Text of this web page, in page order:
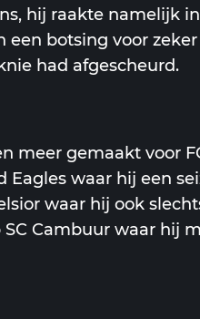
hij raakte namelijk
botsing voor
had afgescheurd.
meer gemaakt voor
Eagles waar hij een
waar hij ook
Cambuur waar hij